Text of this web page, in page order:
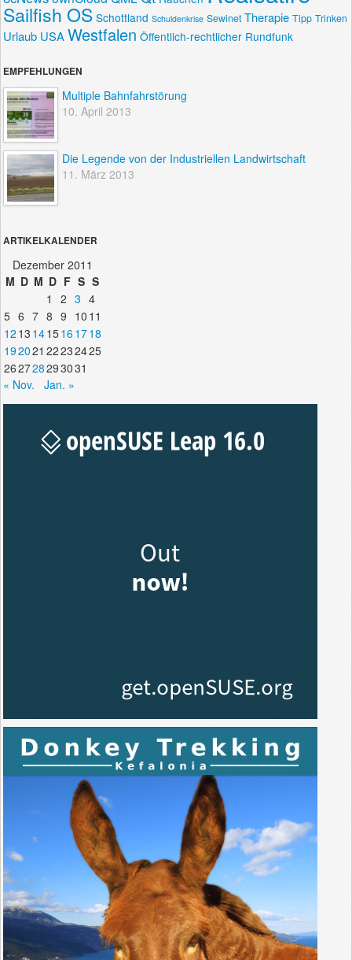
Sailfish OS Schottland Schuldenkrise Sewinet Therapie Tipp Trinken
Urlaub USAWestfalen Öffentlich-rechtlicher Rundfunk
EMPFEHLUNGEN
Multiple Bahnfahrstörung
10. April 2013
Die Legende von der Industriellen Landwirtschaft
11. März 2013
ARTIKELKALENDER
Dezember 2011
M D M D F S S
1
2 3 4
5 6 7 8 9 10 11
12 13 1415161718
192021 22232425
262728293031
« Nov.
Jan. »